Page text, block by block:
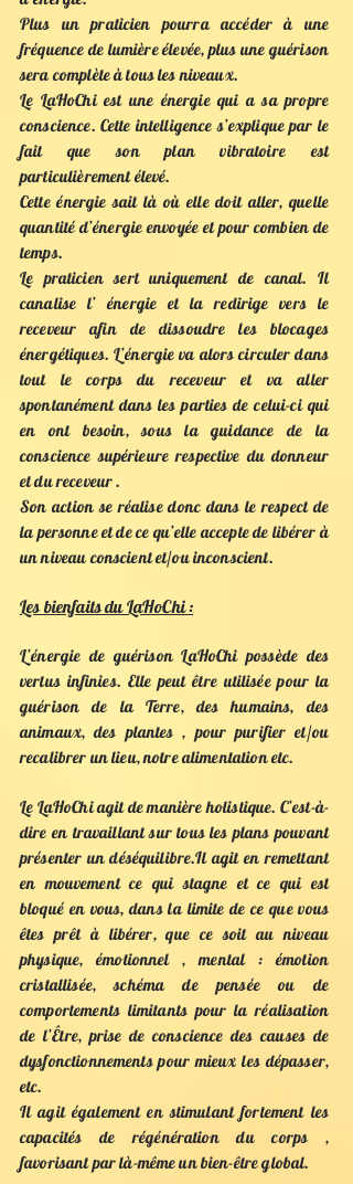
Plus un praticien pourra accéder à une
fréquence de lumière élevée, plus une guérison
sera complète à tous les niveaux.
Le LaHoChi est une énergie qui a sa propre
conscience. Cette intelligence s’explique par le
fait que son plan vibratoire est
particulièrement élevé.
Cette énergie sait là où elle doit aller, quelle
quantité d’énergie envoyée et pour combien de
temps.
Le praticien sert uniquement de canal. Il
canalise l’ énergie et la redirige vers le
receveur afin de dissoudre les blocages
énergétiques. L’énergie va alors circuler dans
tout le corps du receveur et va aller
spontanément dans les parties de celui-ci qui
en ont besoin, sous la guidance de la
conscience supérieure respective du donneur
et du receveur .
Son action se réalise donc dans le respect de
la personne et de ce qu’elle accepte de libérer à
un niveau conscient et/ou inconscient.
Les bienfaits du LaHoChi :
L’énergie de guérison LaHoChi possède des
vertus infinies. Elle peut être utilisée pour la
guérison de la Terre, des humains, des
animaux, des plantes , pour purifier et/ou
recalibrer un lieu, notre alimentation etc.
Le LaHoChi agit de manière holistique. C’est-à-
dire en travaillant sur tous les plans pouvant
présenter un déséquilibre.Il agit en remettant
en mouvement ce qui stagne et ce qui est
bloqué en vous, dans la limite de ce que vous
êtes prêt à libérer, que ce soit au niveau
physique, émotionnel , mental : émotion
cristallisée, schéma de pensée ou de
comportements limitants pour la réalisation
de l’Être, prise de conscience des causes de
dysfonctionnements pour mieux les dépasser,
etc.
Il agit également en stimulant fortement les
capacités de régénération du corps ,
favorisant par là-même un bien-être global.